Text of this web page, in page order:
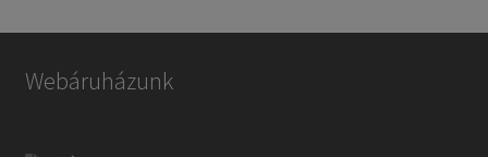
Webáruházunk